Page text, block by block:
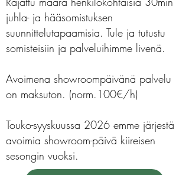
juhla- ja hääsomistuksen
suunnittelutapaamisia. Tule ja tutustu
somisteisiin ja palveluihimme livenä.
Avoimena showroompäivänä palvelu
on maksuton. (norm.100€/h)
Touko-syyskuussa 2026 emme järjestä
avoimia showroom-päivä kiireisen
sesongin vuoksi.